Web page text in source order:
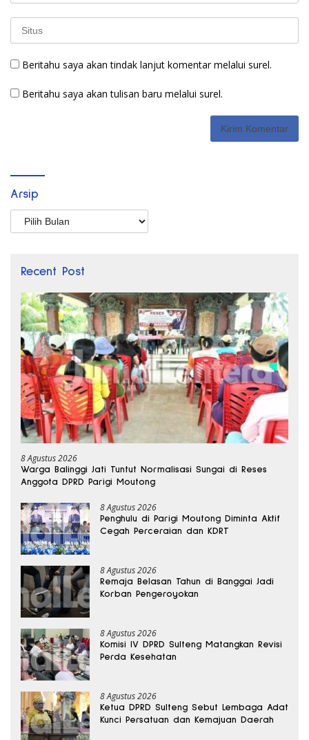
Beritahu saya akan tindak lanjut komentar melalui surel.
Beritahu saya akan tulisan baru melalui surel.
Arsip
Arsip
Recent Post
8 Agustus 2026
Warga Balinggi Jati Tuntut Normalisasi Sungai di Reses
Anggota DPRD Parigi Moutong
8 Agustus 2026
Penghulu di Parigi Moutong Diminta Aktif
Cegah Perceraian dan KDRT
8 Agustus 2026
Remaja Belasan Tahun di Banggai Jadi
Korban Pengeroyokan
8 Agustus 2026
Komisi IV DPRD Sulteng Matangkan Revisi
Perda Kesehatan
8 Agustus 2026
Ketua DPRD Sulteng Sebut Lembaga Adat
Kunci Persatuan dan Kemajuan Daerah